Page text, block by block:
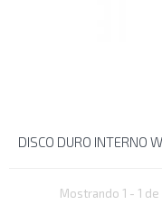
DISCO DURO INTERNO
Mostrando 1 - 1 de